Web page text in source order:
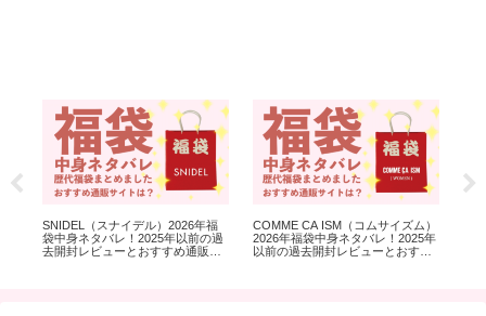
SNIDEL（スナイデル）2026年福
袋中身ネタバレ！2025年以前の過
去開封レビューとおすすめ通販サ
COMME CA ISM（コムサイズム）
2026年福袋中身ネタバレ！2025年
以前の過去開封レビューとおすす